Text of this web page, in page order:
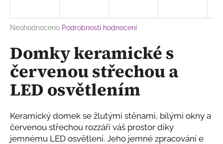
Průměrné
produktu
0,0
z
5
hvězdiček.
Neohodnoceno Podrobnosti hodnocení
Domky keramické s
červenou střechou a
LED osvětlením
Keramický domek se žlutými stěnami, bílými okny a
červenou střechou rozzáří váš prostor díky
jemnému LED osvětlení. Jeho jemné zpracování e
j
t
?
HLEDAT